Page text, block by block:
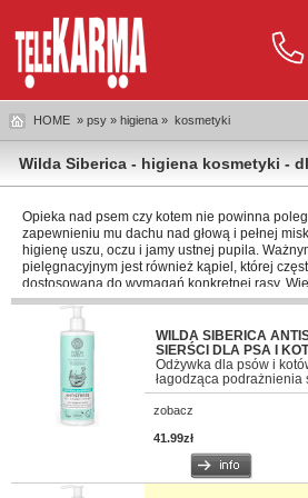
HOME » psy » higiena » kosmetyki
Wilda Siberica - higiena kosmetyki -
Opieka nad psem czy kotem nie powinna
zapewnieniu mu dachu nad głową i pełnej
higienę uszu, oczu i jamy ustnej pupila.
pielęgnacyjnym jest również kąpiel, której
dostosowana do wymagań konkretnej rasy.
tym zakresie niewątpliwie potrzebująpsyikoty
udział w wystawach.
Kosmetyki dla psów
W sklepie Telekarma można nabyć pastę do
domowychDr Seidel, jak i zestawFrancodex
szczoteczki. Jeśli pies niechętnie poddaje się
zębów, można stosować preparaty w postaci
czy spray do pielęgnacji
należy używać wyłącznie szamponów
Telekarma oferuje szampony zarówno dla
ciemnej sierści, dla szczeniąt, jak i psów
WILDA SIBERICA
SIERŚCI DLA PSA I
Odżywka dla psów i
łagodząca podrażnienia
zobacz
41.99zł